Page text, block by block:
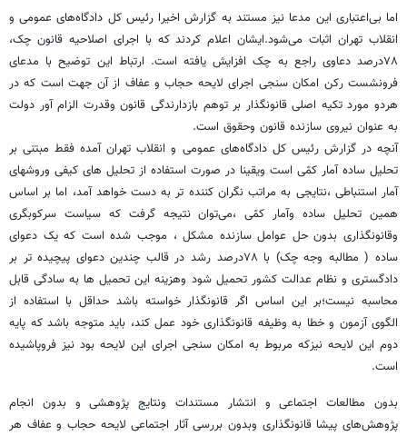
اما بی‌اعتباری این مدعا نیز مستند به گزارش اخیرا رئیس کل دادگاه‌های عمومی و
انقلاب تهران اثبات می‌شود.ایشان اعلام کردند که با اجرای اصلاحیه قانون چک،
۷۸درصد دعاوی راجع به چک افزایش یافته است. ارتباط این توضیح با مدعای
فرونشست رکن امکان سنجی اجرای لایحه حجاب و عفاف از آن جهت است که در
هردو مورد تکیه اصلی قانونگذار بر توهم بازدارندگی قانون وقدرت الزام آور دولت
به عنوان نیروی سازنده قانون وحقوق است.
آنچه در گزارش رئیس کل دادگاه‌های عمومی و انقلاب تهران آمده فقط مبتنی بر
تحلیل ساده آمار کمّی است ویقینا در صورت استفاده از تحلیل های کیفی وروشهای
آمار استنباطی ،نتایجی به مراتب نگران کننده تر به دست خواهد آمد، اما بر اساس
همین تحلیل ساده وآمار کمّی ،می‌توان نتیجه گرفت که سیاست سرکوبگری
وقانونگذاری بدون حل عوامل سازنده مشکل ، موجب شده است که یک دعوای
ساده ( مطالبه وجه چک) با ۷۸درصد رشد در قالب چندین دعوای پیچیده تر بر
دادگستری و نظام عدالت کشور تحمیل شود وهزینه این تحمیل ها به سادگی قابل
محاسبه نیست؛بر این اساس اگر قانونگذار خواسته باشد حداقل با استفاده از
الگوی آزمون و خطا به وظیفه قانونگذاری خود عمل کند، باید متوجه باشد که پایه
دوم این لایحه نیزکه مربوط به امکان سنجی اجرای این لایحه بود نیز فروپاشیده
است.
بدون مطالعات اجتماعی و انتشار مستندات ونتایج پژوهشی و بدون انجام
پژوهش‌های پیشا قانونگذاری وبدون بررسی آثار اجتماعی لایحه حجاب و عفاف هر